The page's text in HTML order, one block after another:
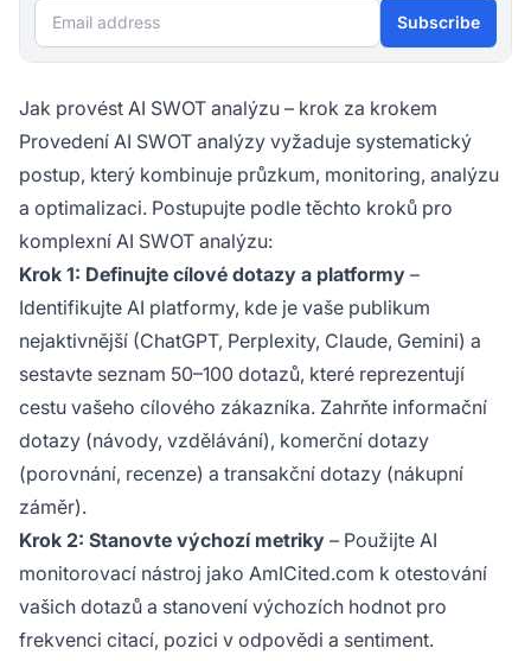
Email address Subscribe
Jak provést AI SWOT analýzu – krok za krokem
Provedení AI SWOT analýzy vyžaduje systematický
postup, který kombinuje průzkum, monitoring, analýzu
a optimalizaci. Postupujte podle těchto kroků pro
komplexní AI SWOT analýzu:
Krok 1: Definujte cílové dotazy a platformy –
Identifikujte AI platformy, kde je vaše publikum
nejaktivnější (ChatGPT, Perplexity, Claude, Gemini) a
sestavte seznam 50–100 dotazů, které reprezentují
cestu vašeho cílového zákazníka. Zahrňte informační
dotazy (návody, vzdělávání), komerční dotazy
(porovnání, recenze) a transakční dotazy (nákupní
záměr).
Krok 2: Stanovte výchozí metriky – Použijte AI
monitorovací nástroj jako AmICited.com k otestování
vašich dotazů a stanovení výchozích hodnot pro
frekvenci citací, pozici v odpovědi a sentiment.